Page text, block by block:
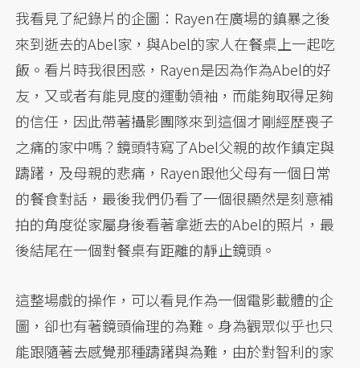
我看見了紀錄片的企圖：Rayen在廣場的鎮暴之後
來到逝去的Abel家，與Abel的家人在餐桌上一起吃
飯。看片時我很困惑，Rayen是因為作為Abel的好
友，又或者有能見度的運動領袖，而能夠取得足夠
的信任，因此帶著攝影團隊來到這個才剛經歷喪子
之痛的家中嗎？鏡頭特寫了Abel父親的故作鎮定與
躊躇，及母親的悲痛，Rayen跟他父母有一個日常
的餐食對話，最後我們仍看了一個很顯然是刻意補
拍的角度從家屬身後看著拿逝去的Abel的照片，最
後結尾在一個對餐桌有距離的靜止鏡頭。
這整場戲的操作，可以看見作為一個電影載體的企
圖，卻也有著鏡頭倫理的為難。身為觀眾似乎也只
能跟隨著去感覺那種躊躇與為難，由於對智利的家